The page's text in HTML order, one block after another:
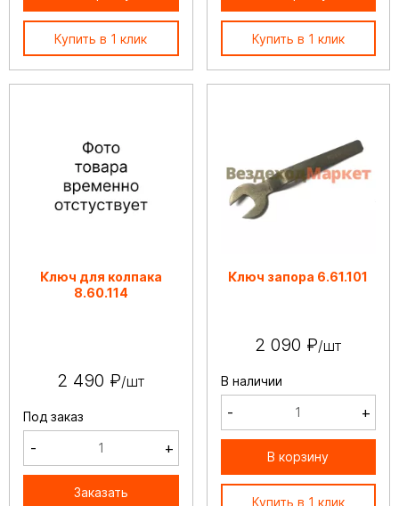
Купить в 1 клик Купить в 1 клик
Ключ для колпака
8.60.114
2 490 ₽/шт
Под заказ
- +
Заказать
Ключ запора 6.61.101
2 090 ₽/шт
В наличии
- +
В корзину
Купить в 1 клик